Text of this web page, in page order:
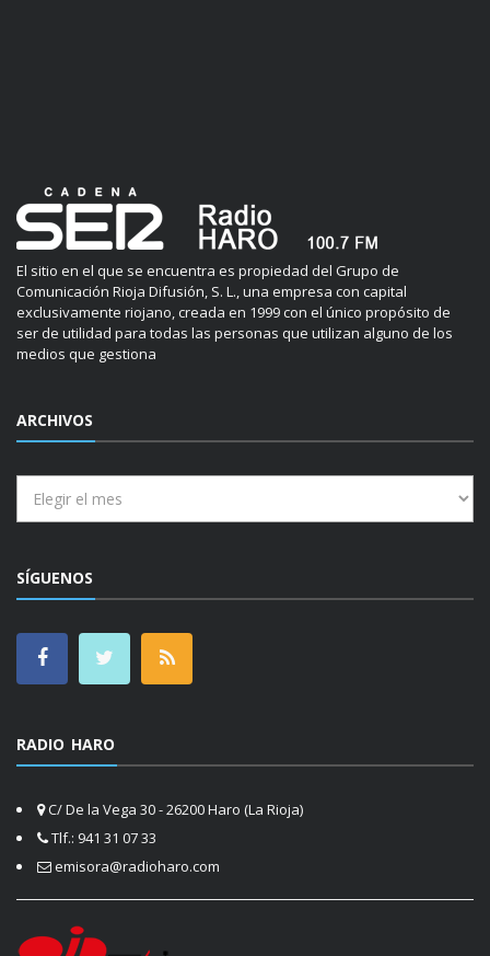
El sitio en el que se encuentra es propiedad del Grupo de
Comunicación Rioja Difusión, S. L., una empresa con capital
exclusivamente riojano, creada en 1999 con el único propósito de
ser de utilidad para todas las personas que utilizan alguno de los
medios que gestiona
ARCHIVOS
SÍGUENOS
RADIO HARO
C/ De la Vega 30 - 26200 Haro (La Rioja)
Tlf.: 941 31 07 33
emisora@radioharo.com